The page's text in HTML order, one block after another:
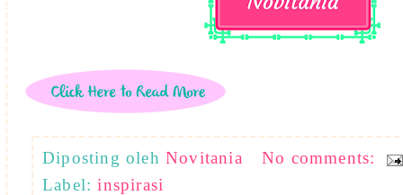
Diposting oleh Novitania
No comments:
Label:inspirasi